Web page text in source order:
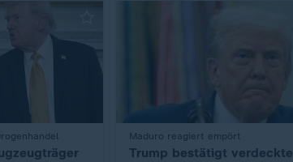
Maduro reagiert empört
:
Trump bestätigt verdeckte